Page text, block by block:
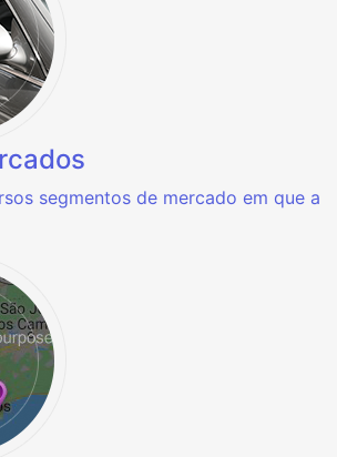
segmentos de mercado em que a